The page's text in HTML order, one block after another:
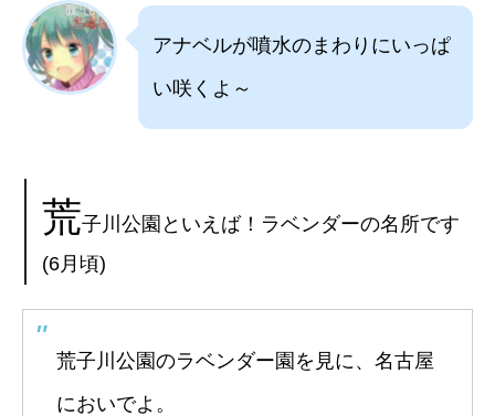
アナベルが噴水のまわりにいっぱ
い咲くよ～
荒子川公園といえば！ラベンダーの名所です
(6月頃)
荒子川公園のラベンダー園を見に、名古屋
においでよ。